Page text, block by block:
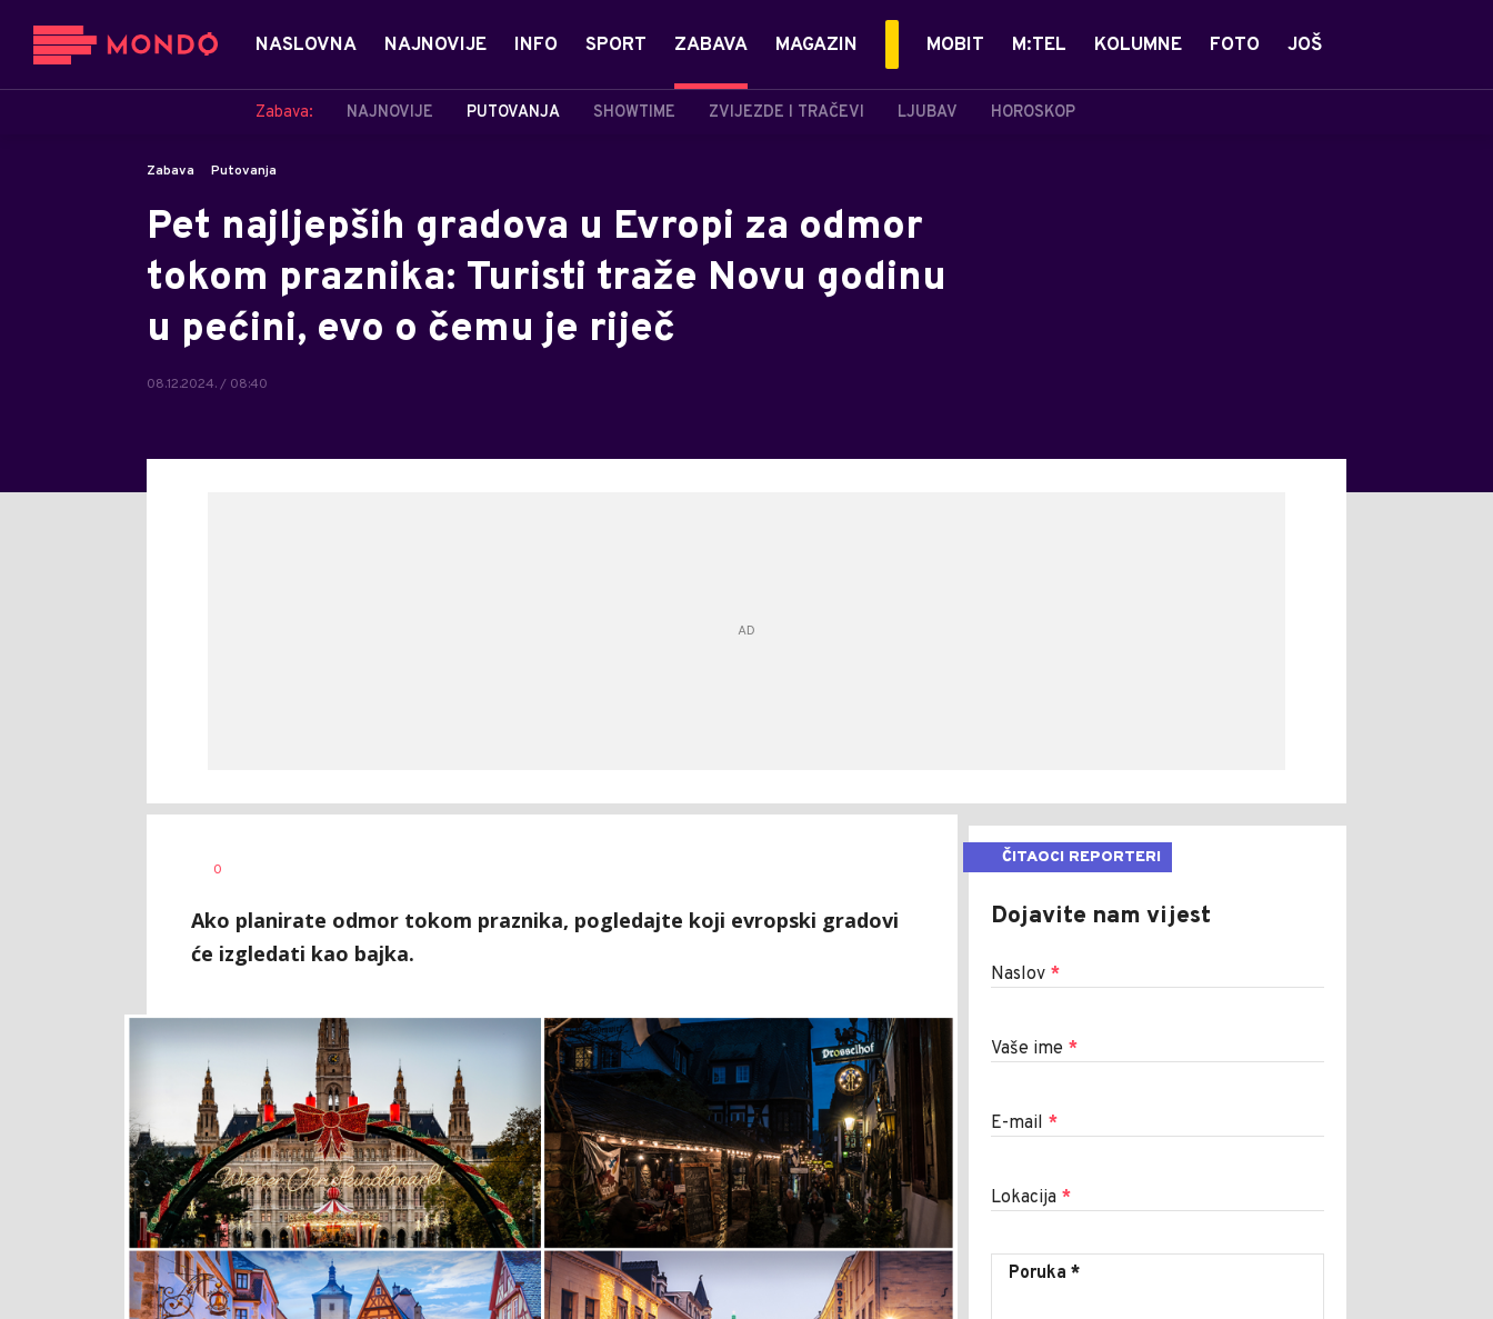
NASLOVNA NAJNOVIJE INFO SPORT ZABAVA
Zabava: NAJNOVIJE PUTOVANJA SHOWTIME ZVIJEZDE I TRAČEVI LJUBAV HOROSKOP
MAGAZIN MOBIT M:TEL KOLUMNE FOTO JOŠ
Zabava Putovanja
Pet najljepših gradova u Evropi za odmor
tokom praznika: Turisti traže Novu godinu
u pećini, evo o čemu je riječ
08.12.2024. / 08:40
AUTOR
0
Ako planirate odmor tokom praznika, pogledajte koji evropski gradovi
će izgledati kao bajka.
ČITAOCI REPORTERI
Dojavite nam vijest
Naslov *
Vaše ime *
E-mail *
Lokacija *